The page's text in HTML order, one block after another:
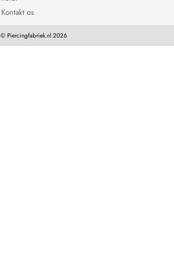
Kontakt os
© Piercingfabriek.nl 2026